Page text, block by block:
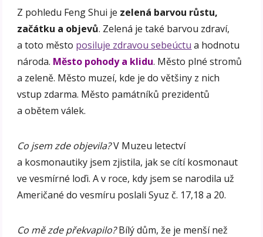
Z pohledu Feng Shui je zelená barvou růstu,
začátku a objevů. Zelená je také barvou zdraví,
a toto město posiluje zdravou sebeúctu a hodnotu
národa. Město pohody a klidu. Město plné stromů
a zeleně. Město muzeí, kde je do většiny z nich
vstup zdarma. Město památníků prezidentů
a obětem válek.
Co jsem zde objevila?V Muzeu letectví
a kosmonautiky jsem zjistila, jak se cítí kosmonaut
ve vesmírné loďi. A v roce, kdy jsem se narodila už
Američané do vesmíru poslali Syuz č. 17,18 a 20.
Co mě zde překvapilo?Bílý dům, že je menší než